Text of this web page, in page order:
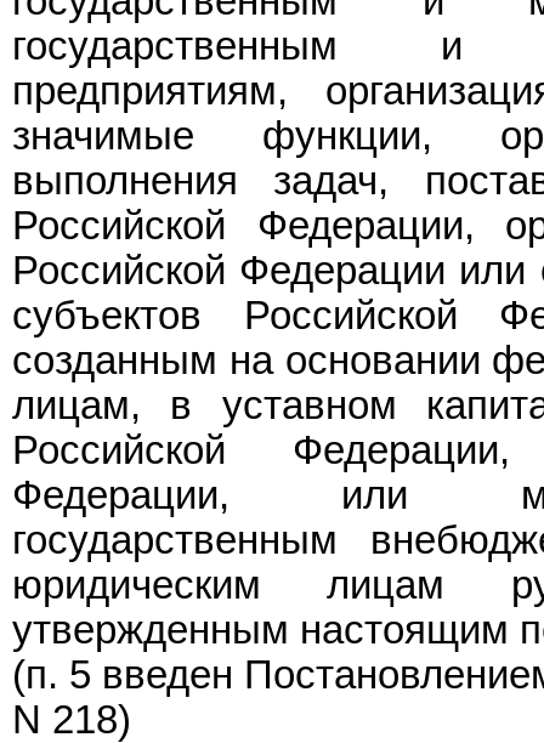
государственным и
предприятиям,
значимые функции,
выполнения задач,
Российской Федерации,
Российской Федерации или
субъектов Российской
созданным на основании
лицам, в уставном
Российской
Федерации, или
государственным
юридическим лицам
утвержденным настоящим
(п. 5 введен
N 218)